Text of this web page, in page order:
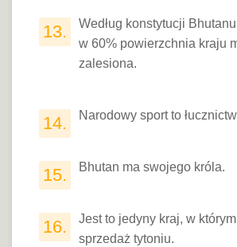
13.
Według konstytucji
w 60% powierzchnia kraju
zalesiona.
14. Narodowy sport to
15. Bhutan ma swojego króla.
16.
Jest to jedyny kraj, w
sprzedaż tytoniu.